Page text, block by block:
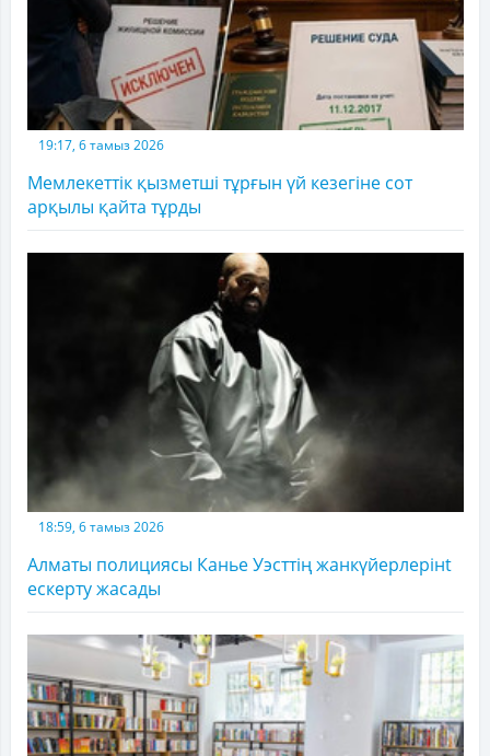
19:17, 6 тамыз 2026
Мемлекеттік қызметші тұрғын үй кезегіне сот
арқылы қайта тұрды
18:59, 6 тамыз 2026
Алматы полициясы Канье Уэсттің жанкүйерлерінt
ескерту жасады